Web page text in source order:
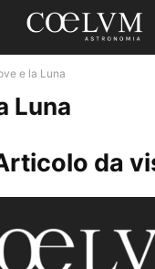
e la Luna
Luna
da